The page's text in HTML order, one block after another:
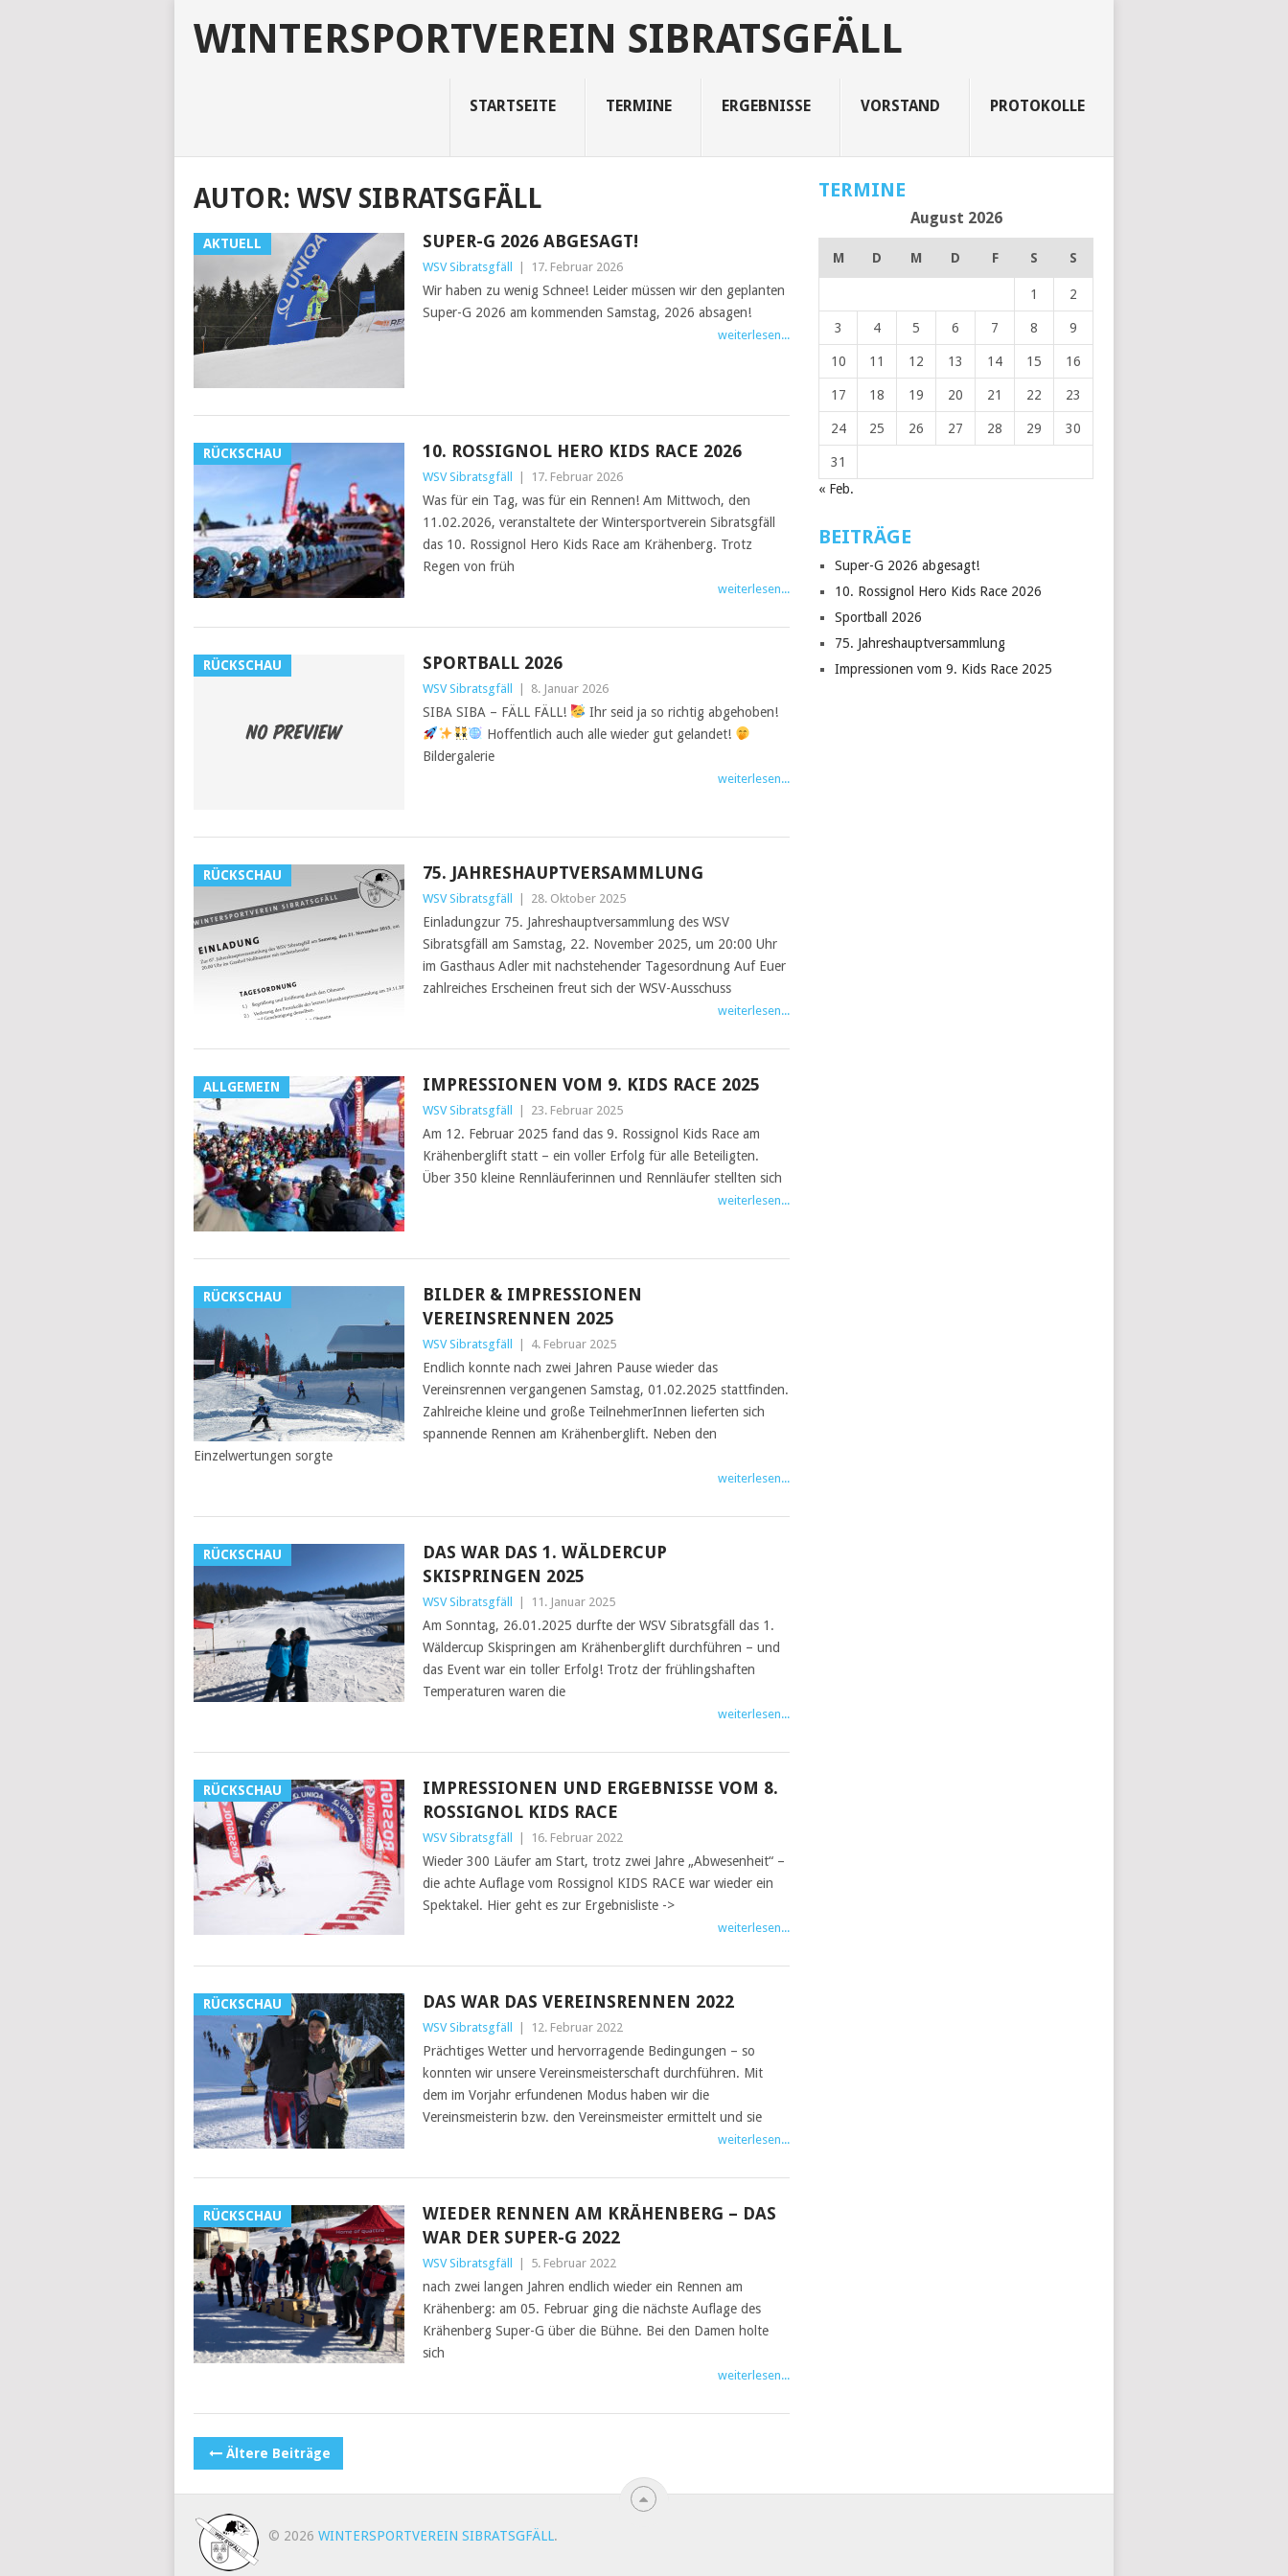
WINTERSPORTVEREIN SIBRATSGFÄLL
STARTSEITE TERMINE ERGEBNISSE VORSTAND PROTOKOLLE
AUTOR: WSV SIBRATSGFÄLL
AKTUELL SUPER-G 2026 ABGESAGT!
WSV Sibratsgfäll 17. Februar 2026
Wir haben zu wenig Schnee! Leider müssen wir den geplanten
Super-G 2026 am kommenden Samstag, 2026 absagen!
weiterlesen...
RÜCKSCHAU 10. ROSSIGNOL HERO KIDS RACE 2026
WSV Sibratsgfäll 17. Februar 2026
Was für ein Tag, was für ein Rennen! Am Mittwoch, den
11.02.2026, veranstaltete der Wintersportverein Sibratsgfäll
das 10. Rossignol Hero Kids Race am Krähenberg. Trotz
Regen von früh
weiterlesen...
RÜCKSCHAU SPORTBALL 2026
WSV Sibratsgfäll 8. Januar 2026
SIBA SIBA – FÄLL FÄLL!
Ihr seid ja so richtig abgehoben!
Hoffentlich auch alle wieder gut gelandet!
Bildergalerie
weiterlesen...
RÜCKSCHAU 75. JAHRESHAUPTVERSAMMLUNG
WSV Sibratsgfäll 28. Oktober 2025
Einladungzur 75. Jahreshauptversammlung des WSV
Sibratsgfäll am Samstag, 22. November 2025, um 20:00 Uhr
im Gasthaus Adler mit nachstehender Tagesordnung Auf Euer
zahlreiches Erscheinen freut sich der WSV-Ausschuss
weiterlesen...
ALLGEMEIN IMPRESSIONEN VOM 9. KIDS RACE 2025
WSV Sibratsgfäll 23. Februar 2025
Am 12. Februar 2025 fand das 9. Rossignol Kids Race am
Krähenberglift statt – ein voller Erfolg für alle Beteiligten.
Über 350 kleine Rennläuferinnen und Rennläufer stellten sich
weiterlesen...
RÜCKSCHAU
BILDER & IMPRESSIONEN
VEREINSRENNEN 2025
WSV Sibratsgfäll 4. Februar 2025
Endlich konnte nach zwei Jahren Pause wieder das
Vereinsrennen vergangenen Samstag, 01.02.2025 stattfinden.
Zahlreiche kleine und große TeilnehmerInnen lieferten sich
spannende Rennen am Krähenberglift. Neben den
Einzelwertungen sorgte
weiterlesen...
RÜCKSCHAU
DAS WAR DAS 1. WÄLDERCUP
SKISPRINGEN 2025
WSV Sibratsgfäll 11. Januar 2025
Am Sonntag, 26.01.2025 durfte der WSV Sibratsgfäll das 1.
Wäldercup Skispringen am Krähenberglift durchführen – und
das Event war ein toller Erfolg! Trotz der frühlingshaften
Temperaturen waren die
weiterlesen...
RÜCKSCHAU
IMPRESSIONEN UND ERGEBNISSE VOM 8.
ROSSIGNOL KIDS RACE
WSV Sibratsgfäll 16. Februar 2022
Wieder 300 Läufer am Start, trotz zwei Jahre „Abwesenheit“ –
die achte Auflage vom Rossignol KIDS RACE war wieder ein
Spektakel. Hier geht es zur Ergebnisliste ->
weiterlesen...
RÜCKSCHAU DAS WAR DAS VEREINSRENNEN 2022
WSV Sibratsgfäll 12. Februar 2022
Prächtiges Wetter und hervorragende Bedingungen – so
konnten wir unsere Vereinsmeisterschaft durchführen. Mit
dem im Vorjahr erfundenen Modus haben wir die
Vereinsmeisterin bzw. den Vereinsmeister ermittelt und sie
weiterlesen...
RÜCKSCHAU
WIEDER RENNEN AM KRÄHENBERG – DAS
WAR DER SUPER-G 2022
WSV Sibratsgfäll 5. Februar 2022
nach zwei langen Jahren endlich wieder ein Rennen am
Krähenberg: am 05. Februar ging die nächste Auflage des
Krähenberg Super-G über die Bühne. Bei den Damen holte
sich
weiterlesen...
POSTS
Ältere Beiträge
TERMINE
August 2026
M D M D F S S
1 2
3 4 5 6 7 8 9
10 11 12 13 14 15 16
17 18 19 20 21 22 23
24 25 26 27 28 29 30
31
« Feb.
BEITRÄGE
Super-G 2026 abgesagt!
10. Rossignol Hero Kids Race 2026
Sportball 2026
75. Jahreshauptversammlung
Impressionen vom 9. Kids Race 2025
© 2026 WINTERSPORTVEREIN SIBRATSGFÄLL.